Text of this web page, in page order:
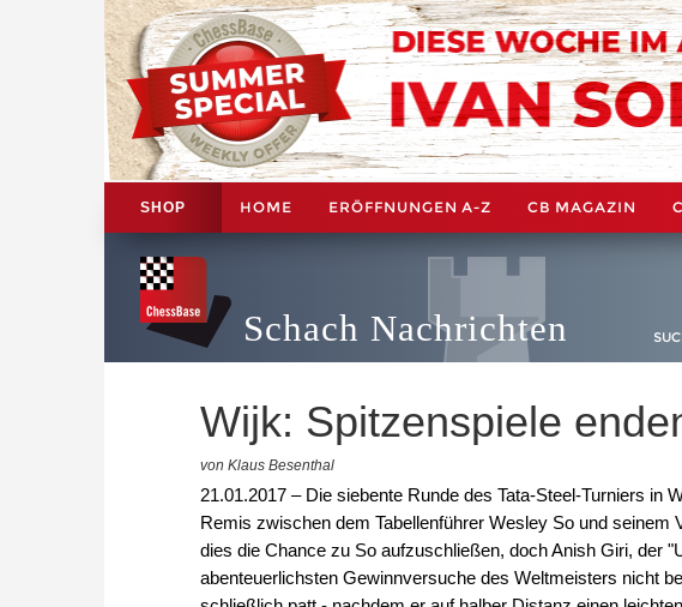
SHOP HOME ERÖFFNUNGEN A-Z CB MAGAZIN
Schach Nachrichten
Wijk: Spitzenspiele
von Klaus Besenthal
21.01.2017 – Die siebente Runde des Tata-Steel-Turniers in
Remis zwischen dem Tabellenführer Wesley So und seinem
dies die Chance zu So aufzuschließen, doch Anish Giri, der
abenteuerlichsten Gewinnversuche des Weltmeisters nicht